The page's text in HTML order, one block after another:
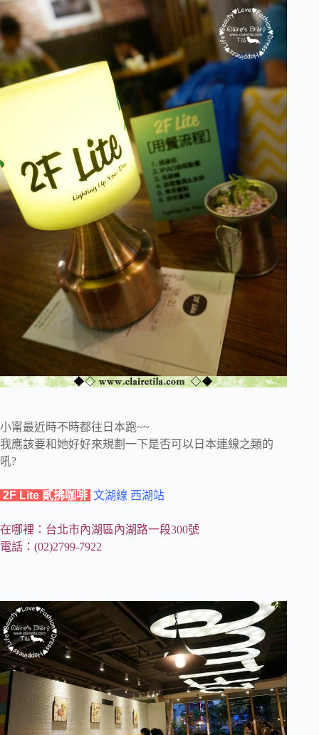
小甯最近時不時都往日本跑~~
我應該要和她好好來規劃一下是否可以日本連線之類的
吼?
2F Lite 貳拂咖啡 文湖線 西湖站
在哪裡：台北市內湖區內湖路一段300號
電話：(02)2799-7922